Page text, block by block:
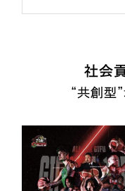
社会
“共創型”